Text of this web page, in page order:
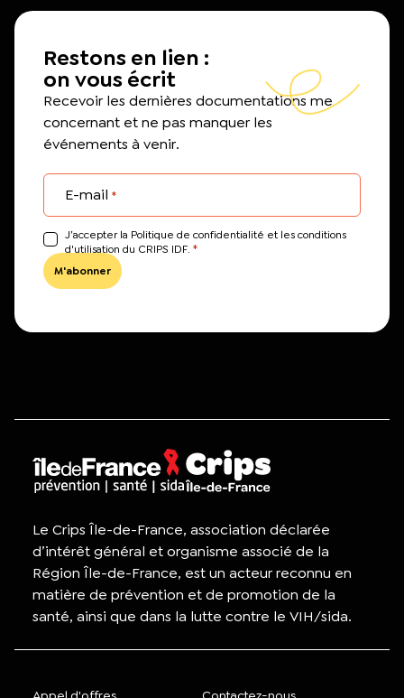
Restons en lien :
on vous écrit
Recevoir les dernières documentations me
concernant et ne pas manquer les
événements à venir.
E-mail *
J’accepter la Politique de confidentialité et les conditions
d'utilisation du CRIPS IDF. *
Le Crips Île-de-France, association déclarée
d’intérêt général et organisme associé de la
Région Île-de-France, est un acteur reconnu en
matière de prévention et de promotion de la
santé, ainsi que dans la lutte contre le VIH/sida.